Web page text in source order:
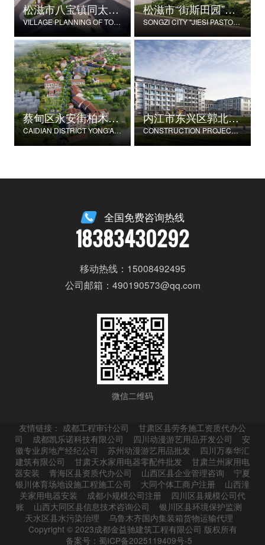
松滋市八宝镇同太湖村村庄规划
VILLAGE PLANNING OF TONGTAIHU VILLAGE, BABAO TOWN, SONGZI CITY
松滋市“街斯田园”美丽乡村示范片建设项目
SONGZI CITY "JIESI PASTORAL" BEAUTIFUL RURAL DEMONSTRATION FILM CONSTRUCTION PROJECT
蔡甸区永安街柏木村郭家庄湾省级美丽乡村试点建设项目
CAIDIAN DISTRICT YONG'AN STREET CYPRESS VILLAGE GUOJIAZHUANG BAY PROVINCIAL BEAUTIFUL VILLAGE PILOT CONSTRUCTION PROJECT
内江市东兴区郭北养老服务中心建设项目
CONSTRUCTION PROJECT OF GUOBEI ELDERLY SERVICE CENTER IN DONGXING DISTRICT, NEIJIANG CITY
全国免费咨询热线
18383430292
移动热线：15008492495
公司邮箱：490190573@qq.com
微信二维码
友情链接： 成都工程审计公司
甘肃区县劳务施工资质代办公
司
成都凯乐诺科技有限公司 四川动漫游艺用品开发公司
安
徽专业房地产经纪公司
苏州动漫游艺用品批发
四川万泰华汇
建筑有限公司
甘肃天水家用电器零配件批发
甘肃兰州家用电
器安装
青海区县资质代办公司 山西区县企业管理咨询
宁夏
银川体育场地设施工程施工公司
大同个体工商户注册
山西潼
关家用电器安装
成都小规模公司注册
四川区县规模公司代
账
山西大同区县信息技术咨询公司
银川区县环境保护监测
天水区县水污染治理
乌鲁木齐国内集装箱货物运输代理
Copyright © 2023成都金益驰建筑工程有限公司 版权所有
备案号：蜀ICP备2025119409号-5